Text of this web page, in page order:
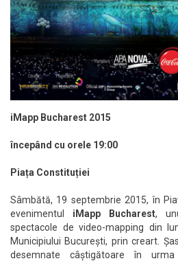
iMapp Bucharest 2015
începând cu orele 19:00
Piața Constituției
Sâmbătă, 19 septembrie 2015, în
evenimentul iMapp Bucharest,
spectacole de video-mapping din
Municipiului București, prin creart.
desemnate câștigătoare în